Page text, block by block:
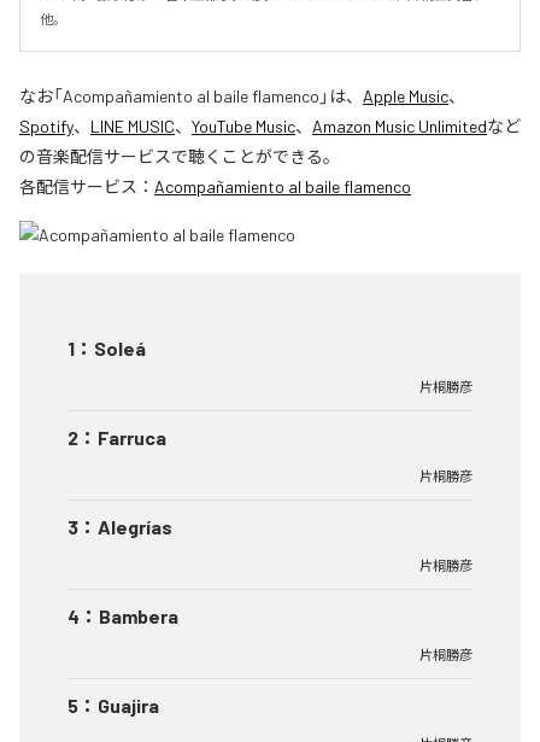
他。
なお「Acompañamiento al baile flamenco 」は、 Apple Music、
Spotify、 LINE MUSIC、 YouTube Music、 Amazon Music Unlimitedなど
の音楽配信サービスで聴くことができる。
各配信サービス： Acompañamiento al baile flamenco
1 ： Soleá
片桐勝彦
2 ： Farruca
片桐勝彦
3 ： Alegrías
片桐勝彦
4 ： Bambera
片桐勝彦
5 ： Guajira